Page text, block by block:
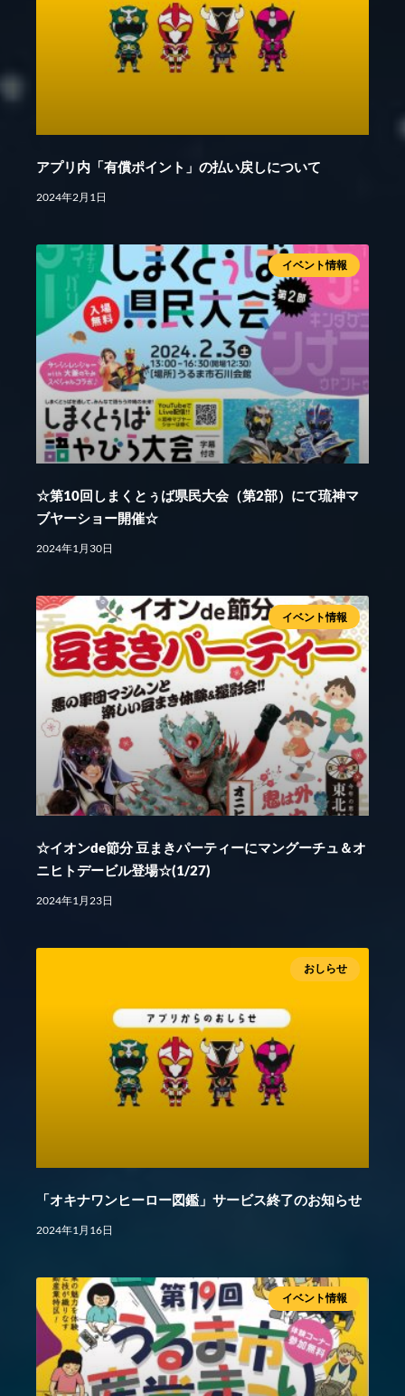
アプリ内「有償ポイント」の払い戻しについて
2024年2月1日
イベント情報
☆第10回しまくとぅば県民大会（第2部）にて琉神マ
ブヤーショー開催☆
2024年1月30日
イベント情報
☆イオンde節分 豆まきパーティーにマングーチュ＆オ
ニヒトデービル登場☆(1/27)
2024年1月23日
おしらせ
「オキナワンヒーロー図鑑」サービス終了のお知らせ
2024年1月16日
イベント情報